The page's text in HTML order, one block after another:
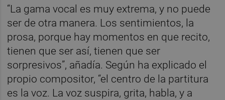
“La gama vocal es muy extrema, y no puede
ser de otra manera. Los sentimientos, la
prosa, porque hay momentos en que recito,
tienen que ser así, tienen que ser
sorpresivos”, añadía. Según ha explicado el
propio compositor, “el centro de la partitura
es la voz. La voz suspira, grita, habla, y a